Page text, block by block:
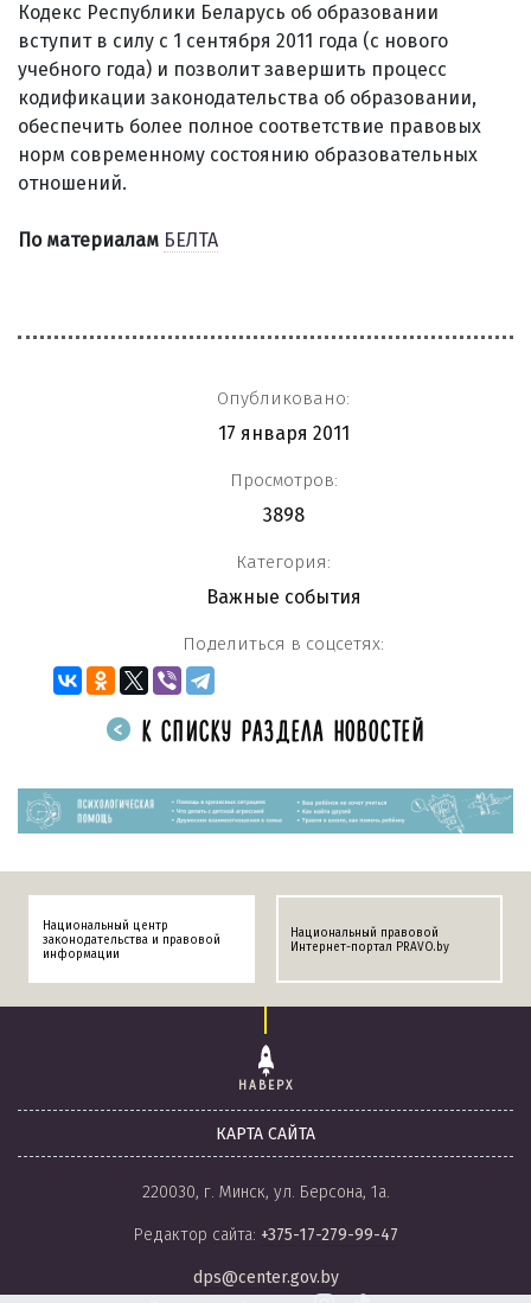
Кодекс Республики Беларусь об образовании
вступит в силу с 1 сентября 2011 года (с нового
учебного года) и позволит завершить процесс
кодификации законодательства об образовании,
обеспечить более полное соответствие правовых
норм современному состоянию образовательных
отношений.
По материалам БЕЛТА
Опубликовано:
17 января 2011
Просмотров:
3898
Категория:
Важные события
Поделиться в соцсетях:
К СПИСКУ РАЗДЕЛА НОВОСТЕЙ
Национальный центр
законодательства и правовой
информации
Национальный правовой
Интернет-портал PRAVO.by
НАВЕРХ
КАРТА САЙТА
220030, г. Минск, ул. Берсона, 1а.
Редактор сайта: +375-17-279-99-47
dps@center.gov.by